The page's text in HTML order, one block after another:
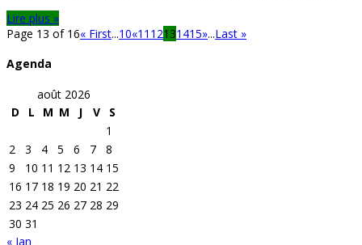
Lire plus »
Page 13 of 16« First...10«11 12131415»...Last »
Agenda
août 2026
D
L M M J V
S
1
2
3 4 5 6 7
8
9
10 11 12 13 14 15
16 17 18 19 20 21 22
23 24 25 26 27 28 29
30 31
« Jan